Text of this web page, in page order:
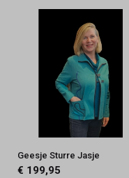
Geesje Sturre Jasje
€ 199,95